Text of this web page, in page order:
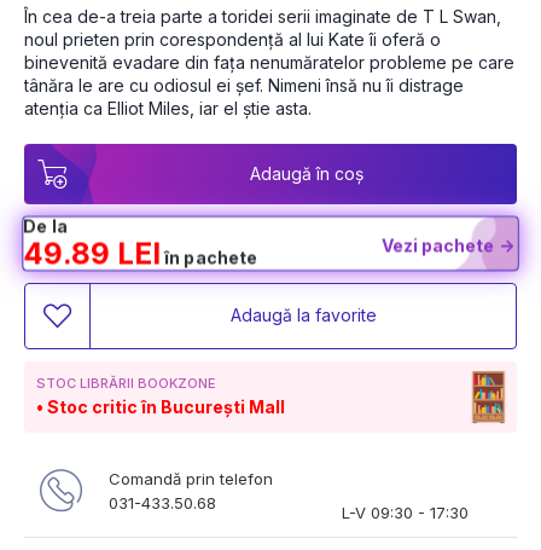
În cea de-a treia parte a toridei serii imaginate de T L Swan,
noul prieten prin corespondență al lui Kate îi oferă o
binevenită evadare din fața nenumăratelor probleme pe care
tânăra le are cu odiosul ei șef. Nimeni însă nu îi distrage
atenția ca Elliot Miles, iar el știe asta.
Adaugă în coș
De la
49.89 LEI în pachete
Vezi pachete ->
Adaugă la favorite
STOC LIBRĂRII BOOKZONE
Stoc critic în București Mall
Comandă prin telefon
031-433.50.68
L-V 09:30 - 17:30